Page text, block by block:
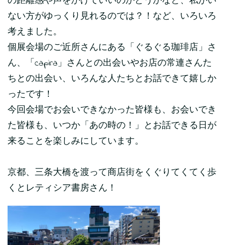
ない方がゆっくり見れるのでは？！など、いろいろ
考えました。
個展会場のご近所さんにある「ぐるぐる珈琲店」さ
ん、「capira」さんとの出会いやお店の常連さんた
ちとの出会い、いろんな人たちとお話できて嬉しか
ったです！
今回会場でお会いできなかった皆様も、お会いでき
た皆様も、いつか「あの時の！」とお話できる日が
来ることを楽しみにしています。
京都、三条大橋を渡って商店街をくぐりてくてく歩
くとレティシア書房さん！